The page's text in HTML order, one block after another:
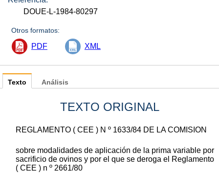
DOUE-L-1984-80297
Otros formatos:
PDF XML
Texto
TEXTO ORIGINAL
REGLAMENTO ( CEE ) N º 1633/84 DE LA COMISION
sobre modalidades de aplicación de la prima variable por
sacrificio de ovinos y por el que se deroga el Reglamento
( CEE ) n º 2661/80
Análisis